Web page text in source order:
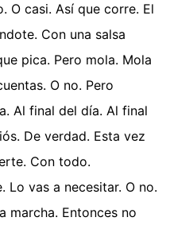
O casi. Así que corre. El
Con una salsa
pica. Pero mola. Mola
O no. Pero
Al final del día. Al final
De verdad. Esta vez
Con todo.
Lo vas a necesitar. O no.
marcha. Entonces no